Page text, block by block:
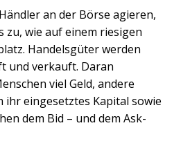
an der Börse agieren,
zu, wie auf einem riesigen
Handelsgüter werden
und verkauft. Daran
viel Geld, andere
ihr eingesetztes Kapital sowie
dem Bid – und dem Ask-